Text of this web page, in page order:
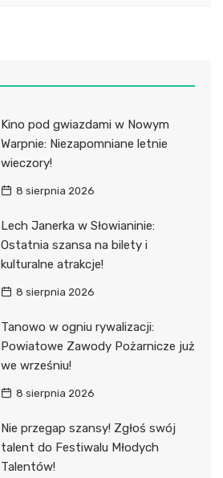
Kino pod gwiazdami w Nowym
Warpnie: Niezapomniane letnie
wieczory!
8 sierpnia 2026
Lech Janerka w Słowianinie:
Ostatnia szansa na bilety i
kulturalne atrakcje!
8 sierpnia 2026
Tanowo w ogniu rywalizacji:
Powiatowe Zawody Pożarnicze już
we wrześniu!
8 sierpnia 2026
Nie przegap szansy! Zgłoś swój
talent do Festiwalu Młodych
Talentów!